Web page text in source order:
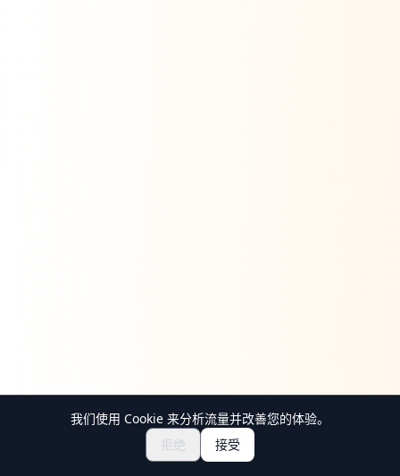
我们使用 Cookie 来分析流量并改善您的体验。
拒绝
接受